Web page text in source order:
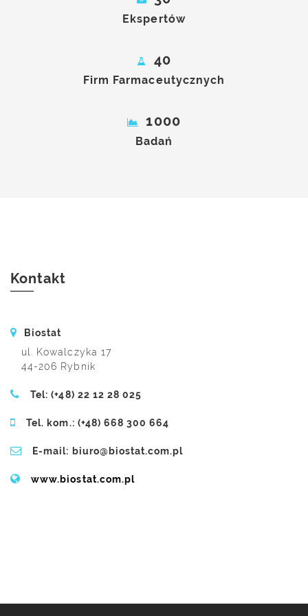
Ekspertów
40
Firm Farmaceutycznych
1000
Badań
Kontakt
Biostat
ul. Kowalczyka 17
44-206 Rybnik
Tel: (+48) 22 12 28 025
Tel. kom.: (+48) 668 300 664
E-mail: biuro@biostat.com.pl
www.biostat.com.pl